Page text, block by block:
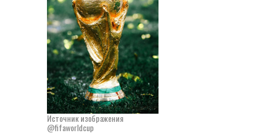
Источник изображения
@fifaworldcup